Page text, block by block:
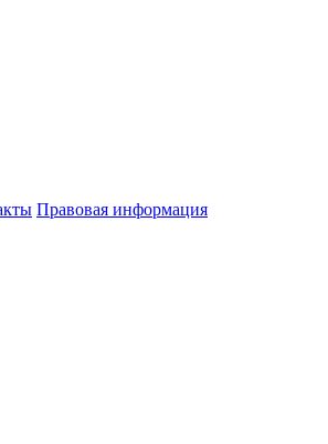
Правовая информация